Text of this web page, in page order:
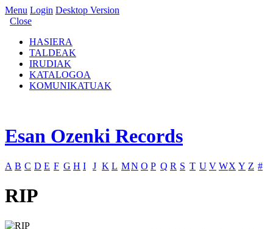
Menu Login Desktop Version
Close
HASIERA
TALDEAK
IRUDIAK
KATALOGOA
KOMUNIKATUAK
Esan Ozenki Records
A B C D E F G H I J K L MN O P Q R S T U V WX Y Z #
RIP